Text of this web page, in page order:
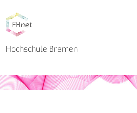
Horizon Projekt
HOLISHIP
Hochschule Bremen